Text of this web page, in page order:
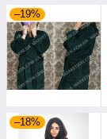
–19%
–18%